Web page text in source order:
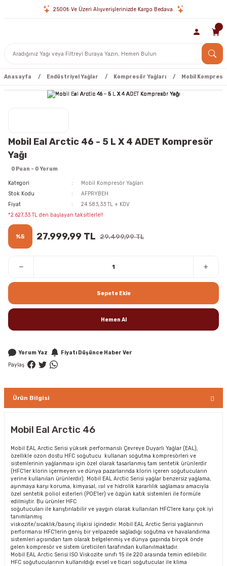
2500₺ Ve Üzeri Alışverişlerinizde Kargo Bedava.
Anasayfa Endüstriyel Yağlar Kompresör Yağları Mobil
Mobil Eal Arctic 46 - 5 L X 4 ADET Kompresör
Yağı
0 Puan - 0 Yorum
Kategori
Mobil Kompresör Yağları
Stok Kodu
AFPRYBEH
Fiyat
24.583,33 TL + KDV
*2.627,33 TL den başlayan taksitlerle!!
%5 27.999,99 TL 29.499,99 TL
Sepete Ekle
Hemen Al
Yorum Yaz
Fiyatı Düşünce Haber Ver
Paylaş
Ürün Bilgisi
Mobil Eal Arctic 46
Mobil EAL Arctic Serisi yüksek performanslı Çevreye Duyarlı Yağlar (EAL),
özellikle ozon dostu HFC soğutucu kullanan soğutma kompresörleri ve
sistemlerinin yağlanması için özel olarak tasarlanmış tam sentetik ürünlerdir
(HFC'ler klorin içermeyen ve dünya pazarlarında klorin içeren soğutucuların
yerine kullanılan ürünlerdir). Mobil EAL Arctic Serisi yağlar benzersiz yağlama,
aşınmaya karşı koruma, kimyasal, ısıl ve hidrolik kararlılık sağlaması amacıyla
özel sentetik poliol esterleri (POE'ler) ve özgün katık sistemleri ile formüle
edilmiştir. Bu ürünler HFC
soğutucuları ile karıştırılabilir ve yaygın olarak kullanılan HFC'lere karşı çok iyi
tanımlanmış
viskozite/sıcaklık/basınç ilişkisi içindedir. Mobil EAL Arctic Serisi yağlarının
performansı HFC'lerin geniş bir yelpazede sağladığı soğutma ve havalandırma
sistemleri açısından tam olarak belgelenmiş ve dünya çapında birçok önde
gelen kompresör ve sistem üreticileri tarafından kullanılmaktadır.
Mobil EAL Arctic Serisi ISO Viskozite sınıfı 15 ile 220 arasında temin edilebilir.
HFC soğutucularının kullanıldığı evsel ve ticari soğutucular ile klima